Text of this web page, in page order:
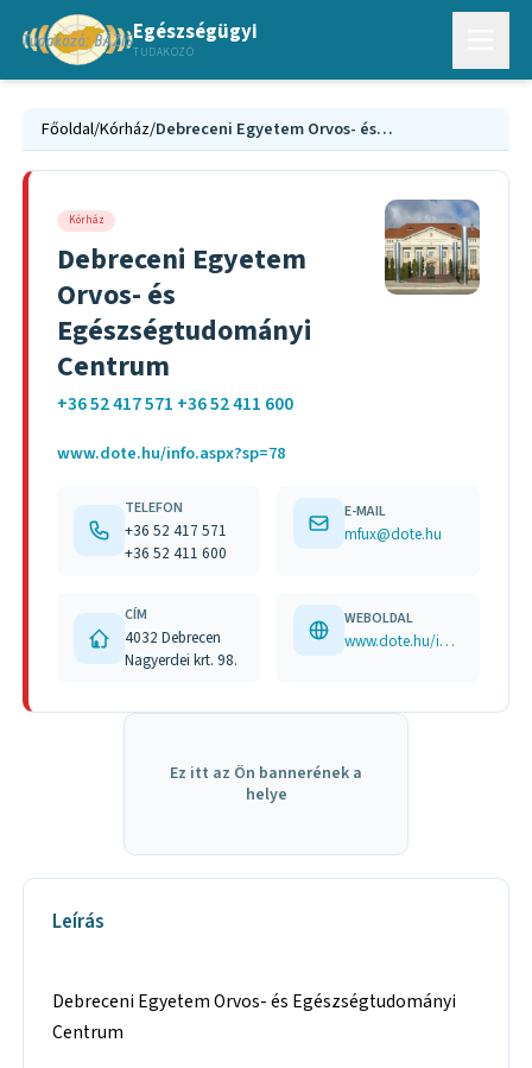
Egészségügyi
TUDAKOZÓ
Főoldal/Kórház/ Debreceni Egyetem Orvos- és Egészségtudományi Centrum
Kórház
Debreceni Egyetem
Orvos- és
Egészségtudományi
Centrum
+36 52 417 571 +36 52 411 600
www.dote.hu/info.aspx?sp=78
TELEFON
+36 52 417 571
+36 52 411 600
E-MAIL
mfux@dote.hu
CÍM
4032 Debrecen
Nagyerdei krt. 98.
WEBOLDAL
www.dote.hu/info.aspx?sp=78
Ez itt az Ön bannerének a
helye
Leírás
Debreceni Egyetem Orvos- és Egészségtudományi
Centrum